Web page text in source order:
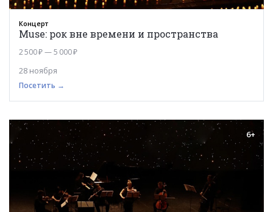
Концерт
Muse: рок вне времени и пространства
2 500 ₽ — 5 000 ₽
28 ноября
Посетить →
6+